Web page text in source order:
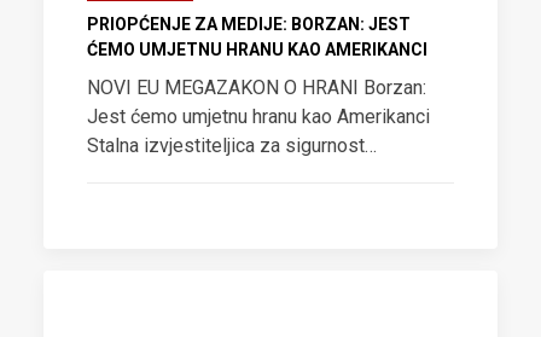
PRIOPĆENJE ZA MEDIJE: BORZAN: JEST
ĆEMO UMJETNU HRANU KAO AMERIKANCI
NOVI EU MEGAZAKON O HRANI Borzan:
Jest ćemo umjetnu hranu kao Amerikanci
Stalna izvjestiteljica za sigurnost…